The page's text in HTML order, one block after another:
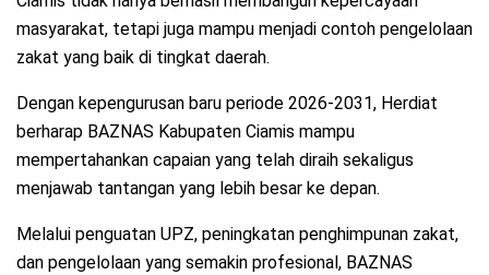
masyarakat, tetapi juga mampu menjadi contoh pengelolaan
zakat yang baik di tingkat daerah.
Dengan kepengurusan baru periode 2026-2031, Herdiat
berharap BAZNAS Kabupaten Ciamis mampu
mempertahankan capaian yang telah diraih sekaligus
menjawab tantangan yang lebih besar ke depan.
Melalui penguatan UPZ, peningkatan penghimpunan zakat,
dan pengelolaan yang semakin profesional, BAZNAS